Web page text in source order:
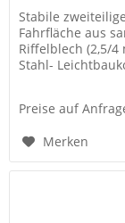
Stabile
Fahrfläche aus
Riffelblech (2,5/
Stahl-
Preise auf
Merken